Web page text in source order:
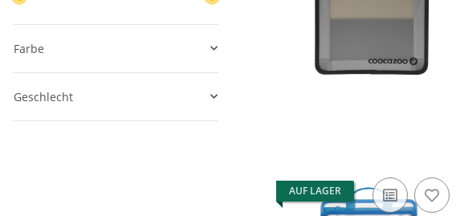
AUF LAGER
Farbe
Geschlecht